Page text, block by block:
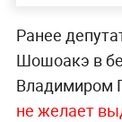
Ранее
Шошоакэ в
Владимиром
не желает